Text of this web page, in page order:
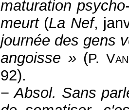
maturation
meurt(La Nef,
journée des gens
angoisse » (P.
92).
−Absol. Sans